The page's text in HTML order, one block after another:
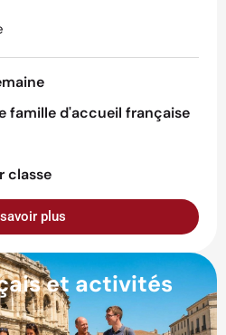
famille d'accueil française
classe
plus
et activités